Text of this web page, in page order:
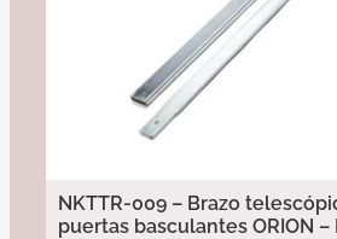
NKTTR-009 – Brazo
puertas basculantes ORION –